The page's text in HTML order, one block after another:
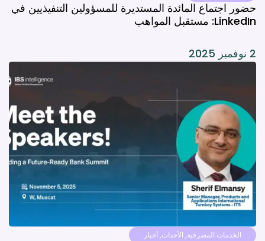
حضور اجتماع المائدة المستديرة للمسؤولين التنفيذيين في
LinkedIn: مستقبل المواهب
2 نوفمبر 2025
الخدمات المصرفية, الأحداث, أخبار